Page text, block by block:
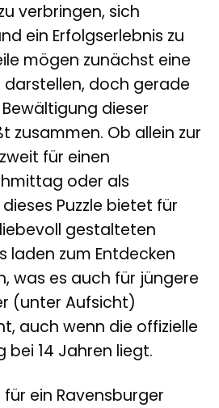
verbringen, sich
ein Erfolgserlebnis zu
mögen zunächst eine
doch gerade
dieser
zusammen. Ob allein zur
für einen
oder als
Puzzle bietet für
gestalteten
laden zum Entdecken
was es auch für jüngere
(unter Aufsicht)
auch wenn die offizielle
bei 14 Jahren liegt.
ein Ravensburger